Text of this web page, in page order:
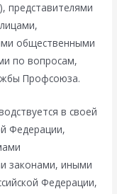
представителями
общественными
по вопросам,
Профсоюза.
в своей
Федерации,
законами, иными
Федерации,